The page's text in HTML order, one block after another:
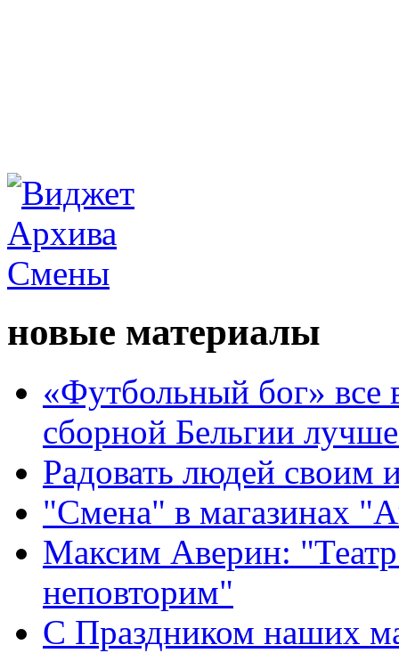
новые материалы
«Футбольный бог» все
сборной Бельгии
Радовать людей своим
"Смена" в магазинах
Максим Аверин:
неповторим"
С Праздником наших